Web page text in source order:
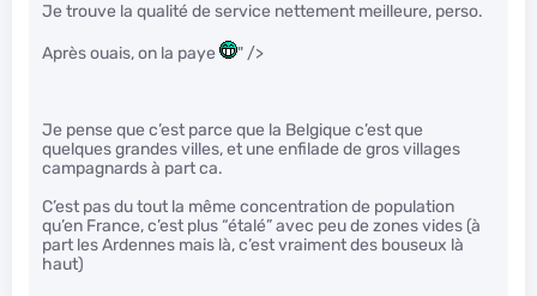
Je trouve la qualité de service nettement meilleure, perso.
Après ouais, on la paye " />
Je pense que c’est parce que la Belgique c’est que
quelques grandes villes, et une enfilade de gros villages
campagnards à part ca.
C’est pas du tout la même concentration de population
qu’en France, c’est plus “étalé” avec peu de zones vides (à
part les Ardennes mais là, c’est vraiment des bouseux là
haut)